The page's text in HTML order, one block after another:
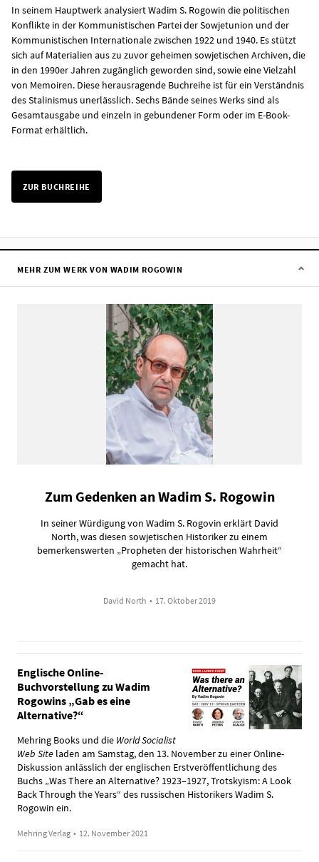
In seinem Hauptwerk analysiert Wadim S. Rogowin die politischen
Konflikte in der Kommunistischen Partei der Sowjetunion und der
Kommunistischen Internationale zwischen 1922 und 1940. Es stützt
sich auf Materialien aus zu zuvor geheimen sowjetischen Archiven, die
in den 1990er Jahren zugänglich geworden sind, sowie eine Vielzahl
von Memoiren. Diese herausragende Buchreihe ist für ein Verständnis
des Stalinismus unerlässlich. Sechs Bände seines Werks sind als
Gesamtausgabe und einzeln in gebundener Form oder im E-Book-
Format erhältlich.
ZUR BUCHREIHE
MEHR ZUM WERK VON WADIM ROGOWIN
Zum Gedenken an Wadim S. Rogowin
In seiner Würdigung von Wadim S. Rogovin erklärt David
North, was diesen sowjetischen Historiker zu einem
bemerkenswerten „Propheten der historischen Wahrheit“
gemacht hat.
David North • 17. Oktober 2019
Englische Online-
Buchvorstellung zu Wadim
Rogowins „Gab es eine
Alternative?“
Mehring Books und die World Socialist
Web Site laden am Samstag, den 13. November zu einer Online-
Diskussion anlässlich der englischen Erstveröffentlichung des
Buchs „Was There an Alternative? 1923–1927, Trotskyism: A Look
Back Through the Years“ des russischen Historikers Wadim S.
Rogowin ein.
Mehring Verlag • 12. November 2021